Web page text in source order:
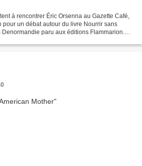
à rencontrer Éric Orsenna au Gazette Café,
pour un débat autour du livre Nourrir sans
paru aux éditions Flammarion.